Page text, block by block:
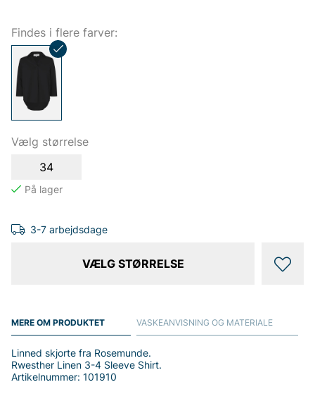
Findes i flere farver:
Vælg størrelse
34
3-7 arbejdsdage
VÆLG STØRRELSE
MERE OM PRODUKTET
Linned skjorte fra Rosemunde.
Rwesther Linen 3-4 Sleeve Shirt.
Artikelnummer: 101910
VASKEANVISNING OG MATERIALE